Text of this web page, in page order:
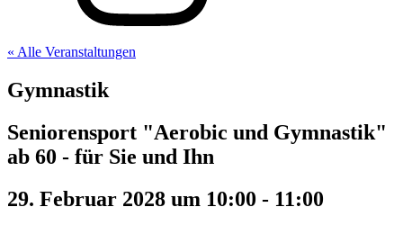
« Alle Veranstaltungen
Gymnastik
Seniorensport "Aerobic und Gymnastik"
ab 60 - für Sie und Ihn
29. Februar 2028 um 10:00 - 11:00